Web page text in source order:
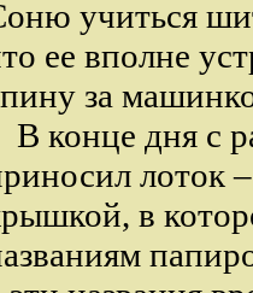
учиться
ее вполне
за
В конце дня с
лоток
в